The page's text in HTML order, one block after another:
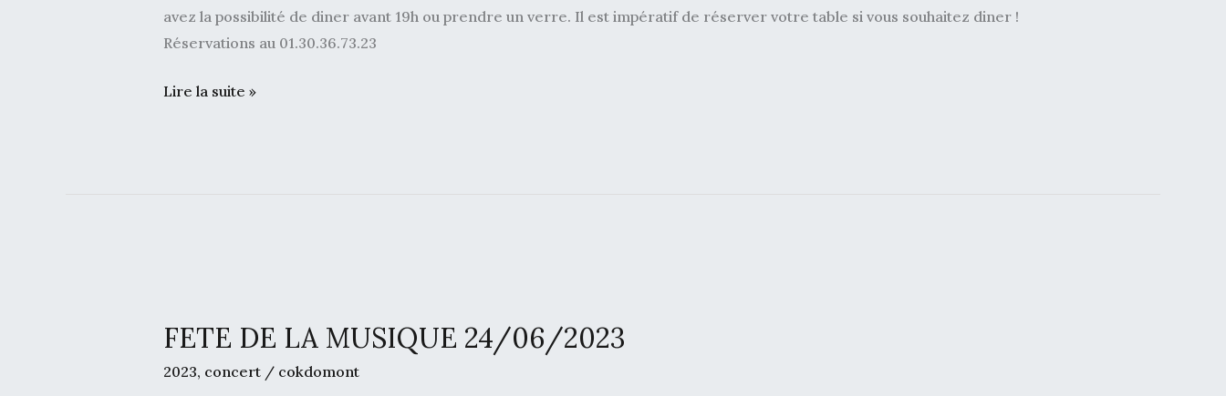
avez la possibilité de diner avant 19h ou prendre un verre. Il est impératif de réserver votre table si vous souhaitez diner !
Réservations au 01.30.36.73.23
Lire la suite »
FETE DE LA MUSIQUE 24/06/2023
2023, concert/ cokdomont
LA
MUSIQUE